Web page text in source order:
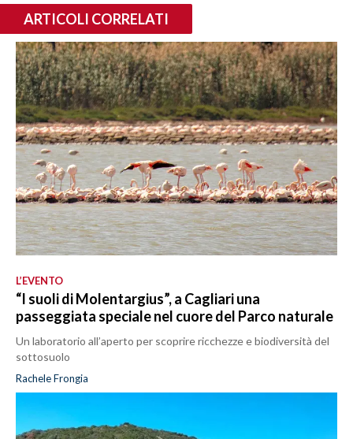
ARTICOLI CORRELATI
L’EVENTO
“I suoli di Molentargius”, a Cagliari una
passeggiata speciale nel cuore del Parco naturale
Un laboratorio all’aperto per scoprire ricchezze e biodiversità del
sottosuolo
Rachele Frongia